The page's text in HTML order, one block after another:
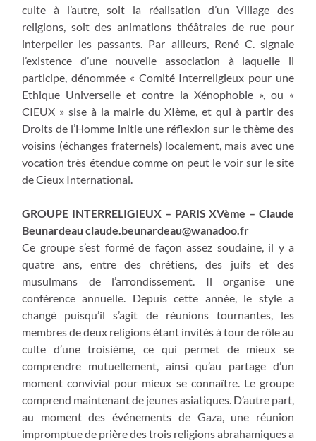
culte à l’autre, soit la réalisation d’un Village des
religions, soit des animations théâtrales de rue pour
interpeller les passants. Par ailleurs, René C. signale
l’existence d’une nouvelle association à laquelle il
participe, dénommée « Comité Interreligieux pour une
Ethique Universelle et contre la Xénophobie », ou «
CIEUX » sise à la mairie du XIème, et qui à partir des
Droits de l’Homme initie une réflexion sur le thème des
voisins (échanges fraternels) localement, mais avec une
vocation très étendue comme on peut le voir sur le site
de Cieux International.
GROUPE INTERRELIGIEUX – PARIS XVème – Claude
Beunardeau claude.beunardeau@wanadoo.fr
Ce groupe s’est formé de façon assez soudaine, il y a
quatre ans, entre des chrétiens, des juifs et des
musulmans de l’arrondissement. Il organise une
conférence annuelle. Depuis cette année, le style a
changé puisqu’il s’agit de réunions tournantes, les
membres de deux religions étant invités à tour de rôle au
culte d’une troisième, ce qui permet de mieux se
comprendre mutuellement, ainsi qu’au partage d’un
moment convivial pour mieux se connaître. Le groupe
comprend maintenant de jeunes asiatiques. D’autre part,
au moment des événements de Gaza, une réunion
impromptue de prière des trois religions abrahamiques a